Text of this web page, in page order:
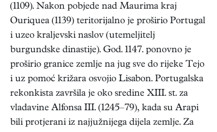
(1109). Nakon pobjede nad Maurima kraj
Ouriquea (1139) teritorijalno je proširio Portugal
i uzeo kraljevski naslov (utemeljitelj
burgundske dinastije). God. 1147. ponovno je
proširio granice zemlje na jug sve do rijeke Tejo
i uz pomoć križara osvojio Lisabon. Portugalska
rekonkista završila je oko sredine XIII. st. za
vladavine Alfonsa III. (1245–79), kada su Arapi
bili protjerani iz najjužnijega dijela zemlje. Za